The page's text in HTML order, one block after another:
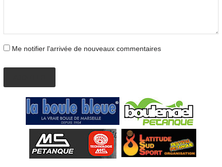
Me notifier l'arrivée de nouveaux commentaires